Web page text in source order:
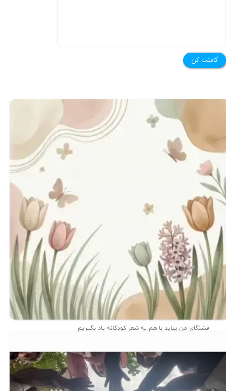
کامنت کن
قشنگای من بيايد با هم یه شعر کودکانه ياد بگیریم